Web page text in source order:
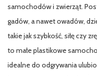
samochodów i zwierząt.
gadów, a nawet owadów,
takie jak szybkość, siłę czy
to małe plastikowe
idealne do odgrywania